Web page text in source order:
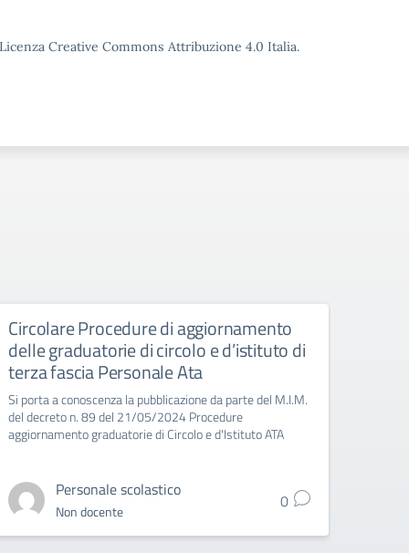
Creative Commons Attribuzione 4.0 Italia.
Circolare Procedure di aggiornamento
delle graduatorie di circolo e d’istituto di
terza fascia Personale Ata
Si porta a conoscenza la pubblicazione da parte del M.I.M.
del decreto n. 89 del 21/05/2024 Procedure
aggiornamento graduatorie di Circolo e d'Istituto ATA
Personale scolastico
Non docente 0